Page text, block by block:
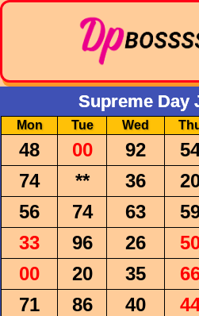
Supreme Day
Mon Tue Wed
48 00 92
74
** 36
56
74 63
33
96 26
00
20 35
71
86 40